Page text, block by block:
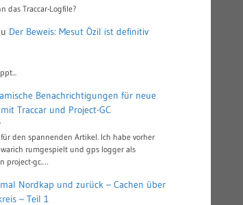
das Traccar-Logfile?
Der Beweis: Mesut Özil ist definitiv
Benachrichtigungen für neue
Traccar und Project-GC
den spannenden Artikel. Ich habe vorher
rumgespielt und gps logger als
project-gc.…
Nordkap und zurück – Cachen über
– Teil 1